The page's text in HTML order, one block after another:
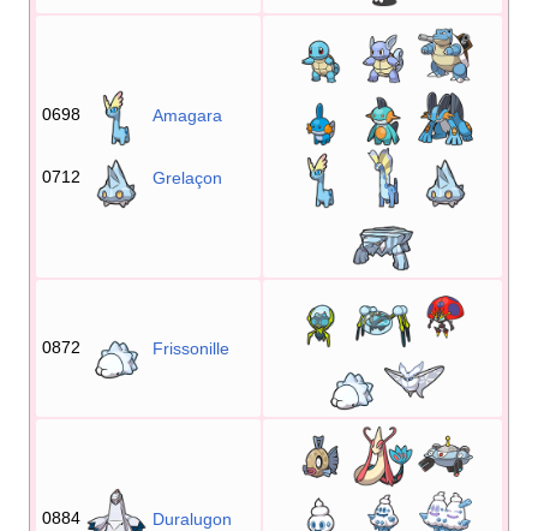
0698 Amagara
0712 Grelaçon
0872 Frissonille
0884 Duralugon